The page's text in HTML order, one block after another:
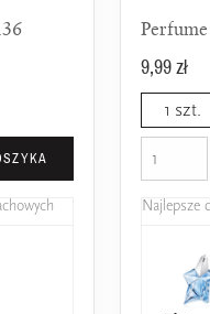
9,99 zł
1 szt.
Najlepsze